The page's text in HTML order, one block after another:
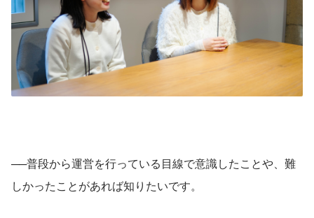
──普段から運営を行っている目線で意識したことや、難
しかったことがあれば知りたいです。